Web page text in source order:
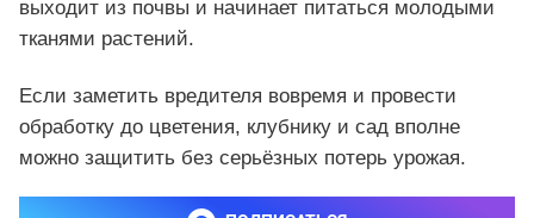
выходит из почвы и начинает питаться молодыми
тканями растений.
Если заметить вредителя вовремя и провести
обработку до цветения, клубнику и сад вполне
можно защитить без серьёзных потерь урожая.